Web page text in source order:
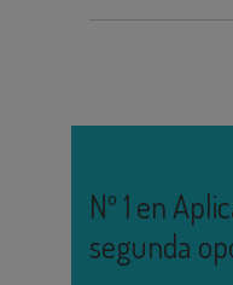
Nº 1 en
segunda